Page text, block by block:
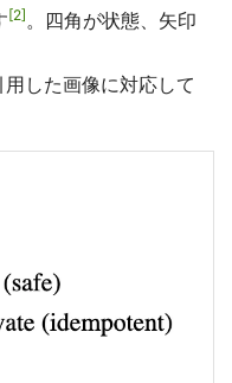
2 。四角が状態、矢印
用した画像に対応して